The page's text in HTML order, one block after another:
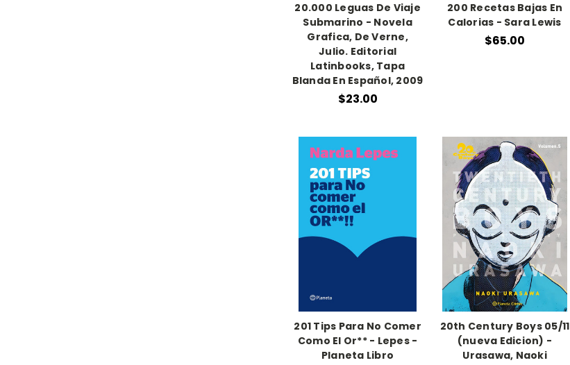
20.000 Leguas De Viaje
Submarino - Novela
Grafica, De Verne,
Julio. Editorial
Latinbooks, Tapa
Blanda En Español, 2009
$23.00
200 Recetas Bajas En
Calorias - Sara Lewis
$65.00
201 Tips Para No Comer
Como El Or** - Lepes -
Planeta Libro
20th Century Boys 05/11
(nueva Edicion) -
Urasawa, Naoki